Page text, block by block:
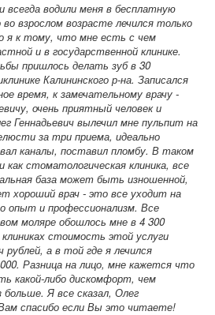
водили меня в бесплатную
взрослом возрасте лечился только
я к тому, что мне есть с чем
и в государственной клинике.
пришлось делать зуб в 30
Калининского р-на. Записался
время, к замечательному врачу -
очень приятный человек и
Геннадьевич вылечил мне пульпит на
за три приема, идеально
каналы, поставил пломбу. В таком
как стоматологическая клиника, все
база может быть изношенной,
хороший врач - это все уходит на
опыт и профессионализм. Все
моляре обошлось мне в 4 300
стоимость этой услуги
а в той где я лечился
Разница на лицо, мне кажется что
какой-либо дискомфорт, чем
Я все сказал, Олег
спасибо если Вы это читаете!